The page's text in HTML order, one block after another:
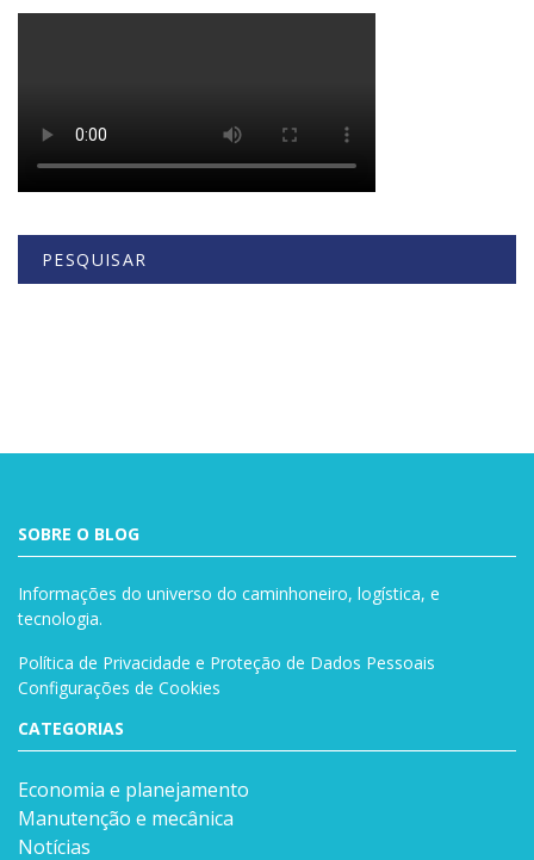
PESQUISAR
SOBRE O BLOG
Informações do universo do caminhoneiro, logística, e
tecnologia.
Política de Privacidade e Proteção de Dados Pessoais
Configurações de Cookies
CATEGORIAS
Economia e planejamento
Manutenção e mecânica
Notícias